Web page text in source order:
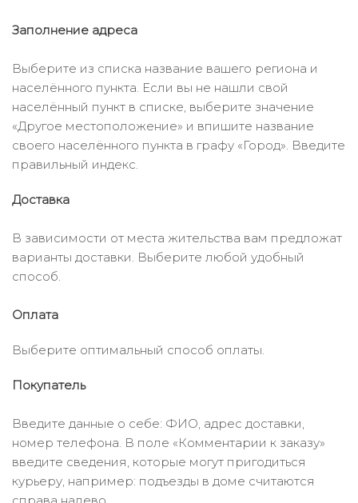
Заполнение адреса
Выберите из списка название вашего региона и
населённого пункта. Если вы не нашли свой
населённый пункт в списке, выберите значение
«Другое местоположение» и впишите название
своего населённого пункта в графу «Город». Введите
правильный индекс.
Доставка
В зависимости от места жительства вам предложат
варианты доставки. Выберите любой удобный
способ.
Оплата
Выберите оптимальный способ оплаты.
Покупатель
Введите данные о себе: ФИО, адрес доставки,
номер телефона. В поле «Комментарии к заказу»
введите сведения, которые могут пригодиться
курьеру, например: подъезды в доме считаются